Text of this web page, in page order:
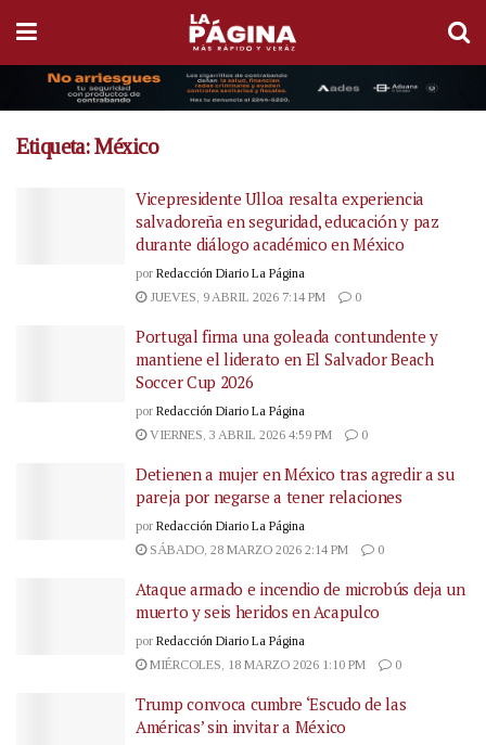
Etiqueta:México
Vicepresidente Ulloa resalta experiencia
salvadoreña en seguridad, educación y paz
durante diálogo académico en México
por Redacción Diario La Página
JUEVES, 9 ABRIL 2026 7:14 PM
0
Portugal firma una goleada contundente y
mantiene el liderato en El Salvador Beach
Soccer Cup 2026
por Redacción Diario La Página
VIERNES, 3 ABRIL 2026 4:59 PM
0
Detienen a mujer en México tras agredir a su
pareja por negarse a tener relaciones
por Redacción Diario La Página
SÁBADO, 28 MARZO 2026 2:14 PM
0
Ataque armado e incendio de microbús deja un
muerto y seis heridos en Acapulco
por Redacción Diario La Página
MIÉRCOLES, 18 MARZO 2026 1:10 PM
0
Trump convoca cumbre ‘Escudo de las
Américas’ sin invitar a México